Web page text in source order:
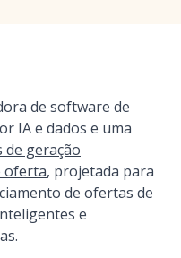
de software de
IA e dados e uma
geração
oferta, projetada para
de ofertas de
e